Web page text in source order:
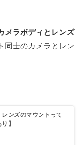
メラボディとレンズ
同士のカメラとレン
レンズのマウントって
】